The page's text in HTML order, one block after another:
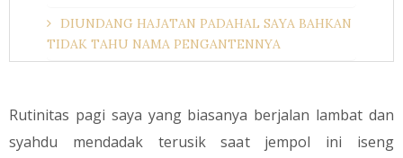
DIUNDANG HAJATAN PADAHAL SAYA BAHKAN
TIDAK TAHU NAMA PENGANTENNYA
Rutinitas pagi saya yang biasanya berjalan lambat dan
syahdu mendadak terusik saat jempol ini iseng